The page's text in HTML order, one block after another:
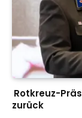
Rotkreuz-
zurück